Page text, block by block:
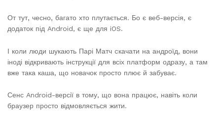
От тут, чесно, багато хто плутається. Бо є веб-версія, є
додаток під Android, є ще для iOS.
І коли люди шукають Парі Матч cкачати на андроїд, вони
іноді відкривають інструкції для всіх платформ одразу, а там
вже така каша, що новачок просто плює й забуває.
Сенс Android-версії в тому, що вона працює, навіть коли
браузер просто відмовляється жити.